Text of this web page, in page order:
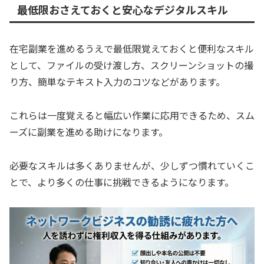
最低限おさえておくと安心なデジタルスキル
在宅副業を進めるうえで最低限覚えておくと便利なスキル
として、ファイルの受け渡し方、スクリーンショットの撮
り方、簡単なテキスト入力のコツなどがあります。
これらは一度覚えると幅広い作業に応用できるため、スム
ーズに副業を進める助けになります。
必要なスキルは多くありませんが、少しずつ慣れていくこ
とで、より多くの仕事に挑戦できるようになります。